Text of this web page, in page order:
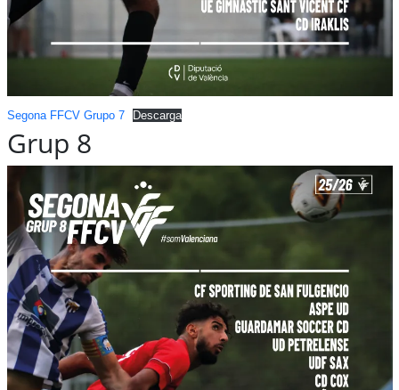
Segona FFCV Grupo 7 Descarga
Grup 8